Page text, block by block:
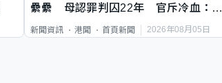
纍纍 母認罪判囚22年 官斥冷血：同
新聞資訊 港聞 首頁新聞 2026年08月05日